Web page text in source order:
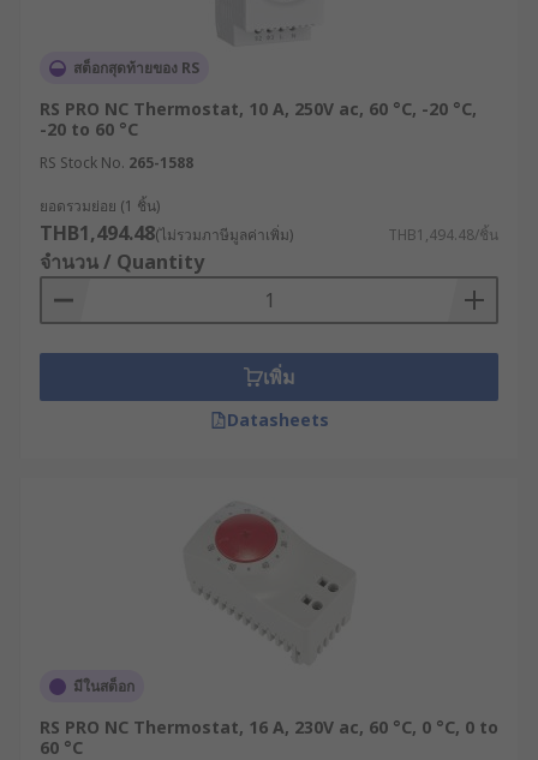
สต็อกสุดท้ายของ RS
RS PRO NC Thermostat, 10 A, 250V ac, 60 °C, -20 °C,
-20 to 60 °C
RS Stock No. 265-1588
ยอดรวมย่อย (1 ชิ้น)
THB1,494.48(ไม่รวมภาษีมูลค่าเพิ่ม) THB1,494.48/ชิ้น
จำนวน / Quantity
เพิ่ม
Datasheets
มีในสต็อก
RS PRO NC Thermostat, 16 A, 230V ac, 60 °C, 0 °C, 0 to
60 °C